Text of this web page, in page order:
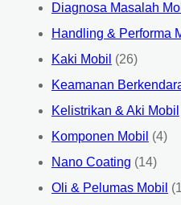
Diagnosa Masalah
Handling & Performa
Kaki Mobil (26)
Keamanan
Kelistrikan & Aki Mobil
Komponen Mobil (4)
Nano Coating (14)
Oli & Pelumas Mobil